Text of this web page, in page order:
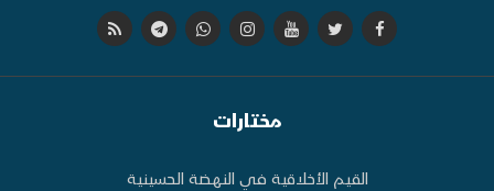
مختارات
القيم الأخلاقية في النهضة الحسينية